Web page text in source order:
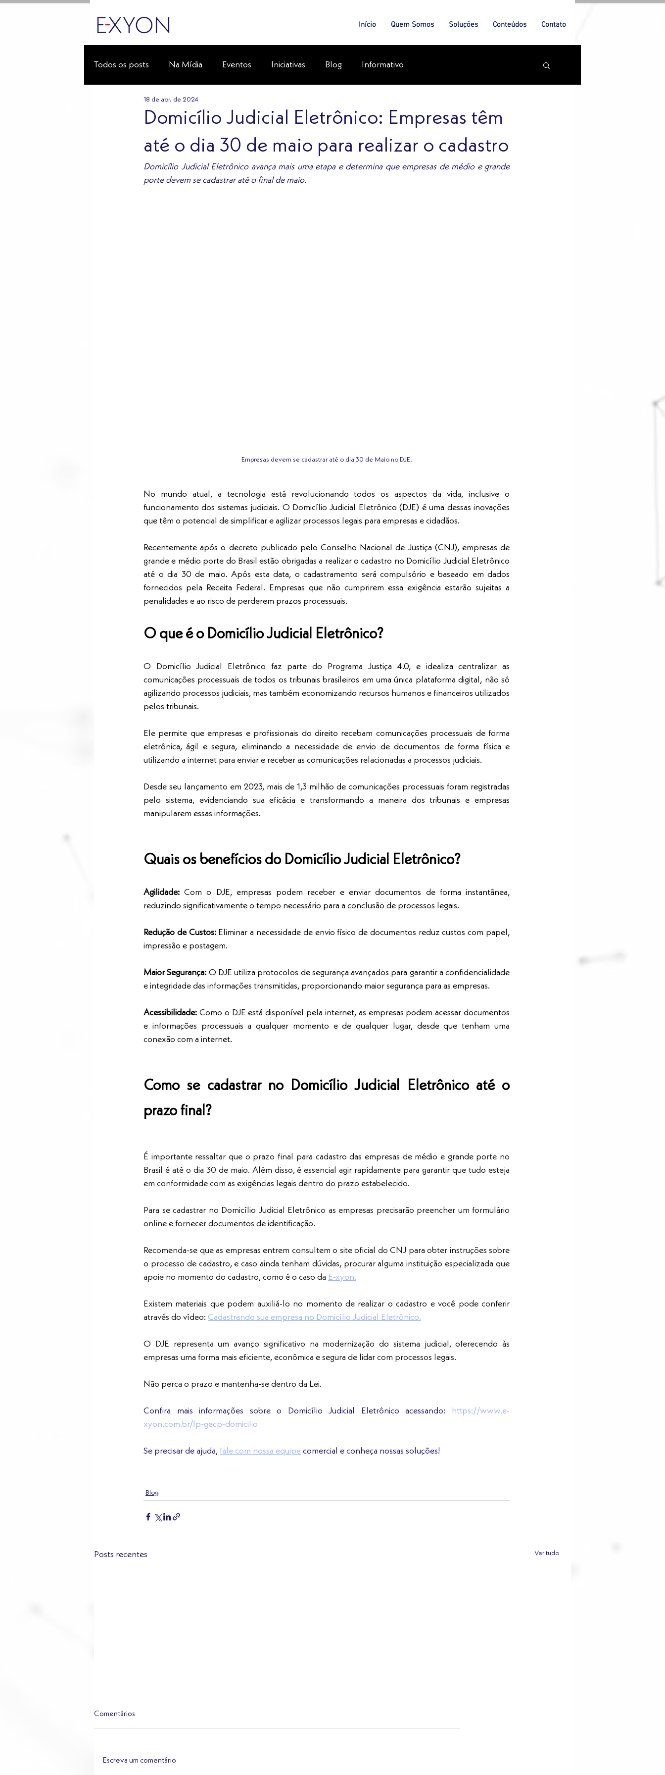
Início Quem Somos Soluções Conteúdos Contato
Todos os posts Na Mídia Eventos Iniciativas Blog Informativo
Domicílio Judicial Eletrônico: Empresas têm
até o dia 30 de maio para realizar o cadastro
18 de abr. de 2024
Domicílio Judicial Eletrônico avança mais uma etapa e determina que empresas de médio e grande
porte devem se cadastrar até o final de maio.
Empresas devem se cadastrar até o dia 30 de Maio no DJE.
No mundo atual, a tecnologia está revolucionando todos os aspectos da vida, inclusive o
funcionamento dos sistemas judiciais. O Domicílio Judicial Eletrônico (DJE) é uma dessas inovações
que têm o potencial de simplificar e agilizar processos legais para empresas e cidadãos.
Recentemente após o decreto publicado pelo Conselho Nacional de Justiça (CNJ), empresas de
grande e médio porte do Brasil estão obrigadas a realizar o cadastro no Domicílio Judicial Eletrônico
até o dia 30 de maio. Após esta data, o cadastramento será compulsório e baseado em dados
fornecidos pela Receita Federal. Empresas que não cumprirem essa exigência estarão sujeitas a
penalidades e ao risco de perderem prazos processuais.
O que é o Domicílio Judicial Eletrônico?
O Domicílio Judicial Eletrônico faz parte do Programa Justiça 4.0, e idealiza centralizar as
comunicações processuais de todos os tribunais brasileiros em uma única plataforma digital, não só
agilizando processos judiciais, mas também economizando recursos humanos e financeiros utilizados
pelos tribunais.
Ele permite que empresas e profissionais do direito recebam comunicações processuais de forma
eletrônica, ágil e segura, eliminando a necessidade de envio de documentos de forma física e
utilizando a internet para enviar e receber as comunicações relacionadas a processos judiciais.
Desde seu lançamento em 2023, mais de 1,3 milhão de comunicações processuais foram registradas
pelo sistema, evidenciando sua eficácia e transformando a maneira dos tribunais e empresas
manipularem essas informações.
Quais os benefícios do Domicílio Judicial Eletrônico?
Agilidade: Com o DJE, empresas podem receber e enviar documentos de forma instantânea,
reduzindo significativamente o tempo necessário para a conclusão de processos legais.
Redução de Custos: Eliminar a necessidade de envio físico de documentos reduz custos com papel,
impressão e postagem.
Maior Segurança: O DJE utiliza protocolos de segurança avançados para garantir a confidencialidade
e integridade das informações transmitidas, proporcionando maior segurança para as empresas.
Acessibilidade: Como o DJE está disponível pela internet, as empresas podem acessar documentos
e informações processuais a qualquer momento e de qualquer lugar, desde que tenham uma
conexão com a internet.
Como se cadastrar no Domicílio Judicial Eletrônico até o
prazo final?
É importante ressaltar que o prazo final para cadastro das empresas de médio e grande porte no
Brasil é até o dia 30 de maio. Além disso, é essencial agir rapidamente para garantir que tudo esteja
em conformidade com as exigências legais dentro do prazo estabelecido.
Para se cadastrar no Domicílio Judicial Eletrônico as empresas precisarão preencher um formulário
online e fornecer documentos de identificação.
Recomenda-se que as empresas entrem consultem o site oficial do CNJ para obter instruções sobre
o processo de cadastro, e caso ainda tenham dúvidas, procurar alguma instituição especializada que
apoie no momento do cadastro, como é o caso da E-xyon.
Existem materiais que podem auxiliá-lo no momento de realizar o cadastro e você pode conferir
através do vídeo: Cadastrando sua empresa no Domicílio Judicial Eletrônico.
O DJE representa um avanço significativo na modernização do sistema judicial, oferecendo às
empresas uma forma mais eficiente, econômica e segura de lidar com processos legais.
Não perca o prazo e mantenha-se dentro da Lei.
Confira mais informações sobre o Domicílio Judicial Eletrônico acessando:
https://www.e-
xyon.com.br/lp-gecp-domicilio
Se precisar de ajuda, fale com nossa equipe comercial e conheça nossas soluções!
Blog
Posts recentes Ver tudo
Comentários
Escreva um comentário